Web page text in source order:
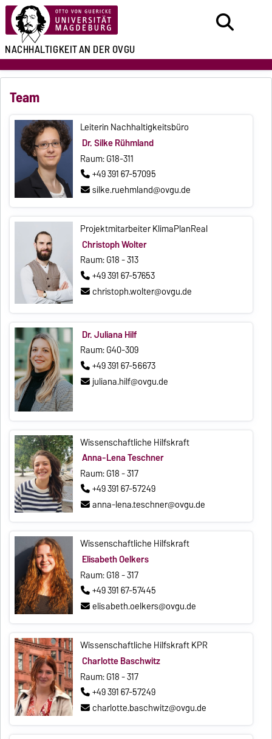
NACHHALTIGKEITAN DER OVGU
Team
Leiterin Nachhaltigkeitsbüro
Dr. Silke Rühmland
Raum: G18-311
+49 391 67-57095
silke.ruehmland@ovgu.de
Projektmitarbeiter KlimaPlanReal
Christoph Wolter
Raum: G18 - 313
+49 391 67-57653
christoph.wolter@ovgu.de
Dr. Juliana Hilf
Raum: G40-309
+49 391 67-56673
juliana.hilf@ovgu.de
Wissenschaftliche Hilfskraft
Anna-Lena Teschner
Raum: G18 - 317
+49 391 67-57249
anna-lena.teschner@ovgu.de
Wissenschaftliche Hilfskraft
Elisabeth Oelkers
Raum: G18 - 317
+49 391 67-57445
elisabeth.oelkers@ovgu.de
Wissenschaftliche Hilfskraft KPR
Charlotte Baschwitz
Raum: G18 - 317
+49 391 67-57249
charlotte.baschwitz@ovgu.de